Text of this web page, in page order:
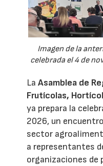
Imagen de la
celebrada el 4 de
LaAsamblea de
Frutícolas,
ya prepara la
2026, un
sector
a representantes
organizaciones de